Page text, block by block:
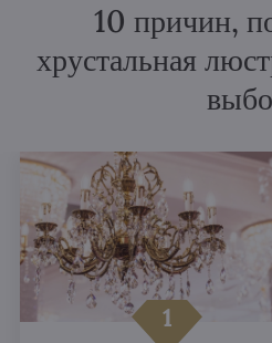
10 причин,
хрустальная